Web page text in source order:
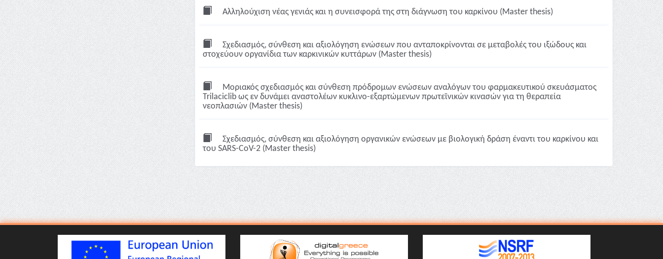
Αλληλούχιση νέας γενιάς και η συνεισφορά της στη διάγνωση του καρκίνου (Master thesis)
Σχεδιασμός, σύνθεση και αξιολόγηση ενώσεων που ανταποκρίνονται σε μεταβολές του ιξώδους και
στοχεύουν οργανίδια των καρκινικών κυττάρων (Master thesis)
Μοριακός σχεδιασμός και σύνθεση πρόδρομων ενώσεων αναλόγων του φαρμακευτικού σκευάσματος
Trilaciclib ως εν δυνάμει αναστολέων κυκλινο-εξαρτώμενων πρωτεϊνικών κινασών για τη θεραπεία
νεοπλασιών (Master thesis)
Σχεδιασμός, σύνθεση και αξιολόγηση οργανικών ενώσεων με βιολογική δράση έναντι του καρκίνου και
του SARS-CoV-2 (Master thesis)